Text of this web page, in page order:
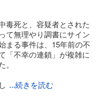
毒死と、容疑者とされた
て無理やり調書にサイン
まる事件は、15年前の不
「不幸の連鎖」が複雑に
...続きを読む